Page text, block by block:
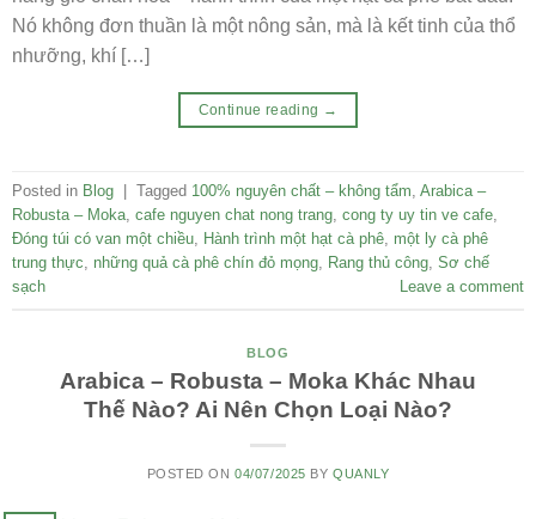
Nó không đơn thuần là một nông sản, mà là kết tinh của thổ
nhưỡng, khí […]
Continue reading →
Posted in Blog Tagged 100% nguyên chất – không tẩm, Arabica –
Robusta – Moka, cafe nguyen chat nong trang, cong ty uy tin ve cafe,
Đóng túi có van một chiều, Hành trình một hạt cà phê, một ly cà phê
trung thực, những quả cà phê chín đỏ mọng, Rang thủ công, Sơ chế
sạch
Leave a comment
BLOG
Arabica – Robusta – Moka Khác Nhau
Thế Nào? Ai Nên Chọn Loại Nào?
POSTED ON04/07/2025 BYQUANLY